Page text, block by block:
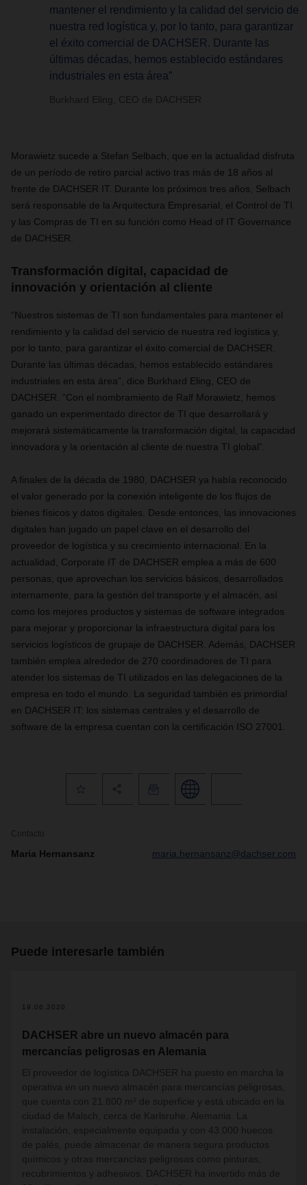
mantener el rendimiento y la calidad del servicio de
nuestra red logística y, por lo tanto, para garantizar
el éxito comercial de DACHSER. Durante las
últimas décadas, hemos establecido estándares
industriales en esta área”
Burkhard Eling, CEO de DACHSER
Morawietz sucede a Stefan Selbach, que en la actualidad disfruta
de un período de retiro parcial activo tras más de 18 años al
frente de DACHSER IT. Durante los próximos tres años, Selbach
será responsable de la Arquitectura Empresarial, el Control de TI
y las Compras de TI en su función como Head of IT Governance
de DACHSER.
Transformación digital, capacidad de
innovación y orientación al cliente
“Nuestros sistemas de TI son fundamentales para mantener el
rendimiento y la calidad del servicio de nuestra red logística y,
por lo tanto, para garantizar el éxito comercial de DACHSER.
Durante las últimas décadas, hemos establecido estándares
industriales en esta área”, dice Burkhard Eling, CEO de
DACHSER. “Con el nombramiento de Ralf Morawietz, hemos
ganado un experimentado director de TI que desarrollará y
mejorará sistemáticamente la transformación digital, la capacidad
innovadora y la orientación al cliente de nuestra TI global”.
A finales de la década de 1980, DACHSER ya había reconocido
el valor generado por la conexión inteligente de los flujos de
bienes físicos y datos digitales. Desde entonces, las innovaciones
digitales han jugado un papel clave en el desarrollo del
proveedor de logística y su crecimiento internacional. En la
actualidad, Corporate IT de DACHSER emplea a más de 600
personas, que aprovechan los servicios básicos, desarrollados
internamente, para la gestión del transporte y el almacén, así
como los mejores productos y sistemas de software integrados
para mejorar y proporcionar la infraestructura digital para los
servicios logísticos de grupaje de DACHSER. Además, DACHSER
también emplea alrededor de 270 coordinadores de TI para
atender los sistemas de TI utilizados en las delegaciones de la
empresa en todo el mundo. La seguridad también es primordial
en DACHSER IT: los sistemas centrales y el desarrollo de
software de la empresa cuentan con la certificación ISO 27001.
Contacto
Maria Hernansanz maria.hernansanz@dachser.com
Puede interesarle también
19.06.2020
DACHSER abre un nuevo almacén para
mercancías peligrosas en Alemania
El proveedor de logística DACHSER ha puesto en marcha la
operativa en un nuevo almacén para mercancías peligrosas,
que cuenta con 21.800 m² de superficie y está ubicado en la
ciudad de Malsch, cerca de Karlsruhe, Alemania. La
instalación, especialmente equipada y con 43.000 huecos
de palés, puede almacenar de manera segura productos
químicos y otras mercancías peligrosas como pinturas,
recubrimientos y adhesivos. DACHSER ha invertido más de